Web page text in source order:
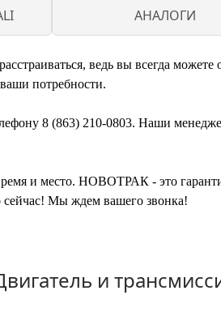
АНАЛОГИ
ведь вы всегда можете
потребности.
8 (863) 210-0803. Наши
и место. НОВОТРАК - это
сейчас! Мы ждем вашего звонка!
и